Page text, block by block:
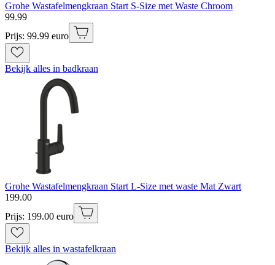
Grohe Wastafelmengkraan Start S-Size met Waste Chroom
99.99
Prijs: 99.99 euro
Bekijk alles in badkraan
Grohe Wastafelmengkraan Start L-Size met waste Mat Zwart
199.00
Prijs: 199.00 euro
Bekijk alles in wastafelkraan